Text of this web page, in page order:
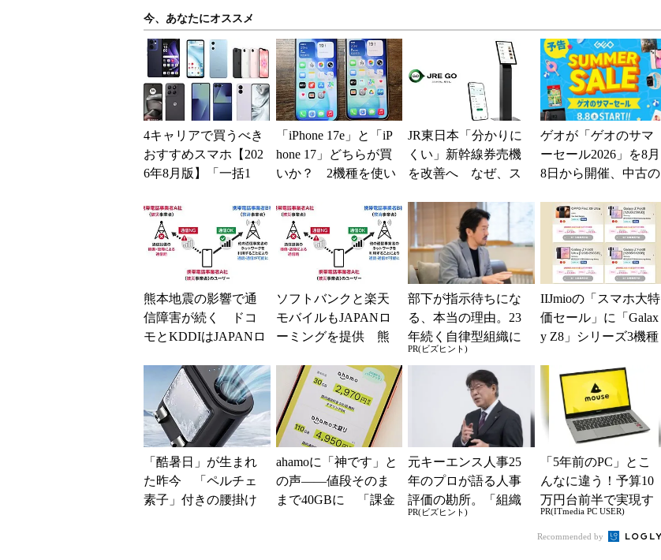
今、あなたにオススメ
4キャリアで買うべき
おすすめスマホ【202
6年8月版】「一括1
得なiPhone／...
「iPhone 17e」と「iP
hone 17」どちらが買
いか？ 2機種を使い
ッ...
JR東日本「分かりに
くい」新幹線券売機
を改善へ なぜ、ス
の最短1分購入」を実
現？
ゲオが「ゲオのサマ
ーセール2026」を8月
8日から開催、中古の
得に
熊本地震の影響で通
信障害が続く ドコ
モとKDDIはJAPANロ
無料Wi-Fi「00...
ソフトバンクと楽天
モバイルもJAPANロ
ーミングを提供 熊
が続く
部下が指示待ちにな
る、本当の理由。23
年続く自律型組織に
共通する「3つの要
PR(ビズヒント)
IIJmioの「スマホ大特
価セール」に「Galax
y Z8」シリーズ3機種
「酷暑日」が生まれ
た昨今 「ペルチェ
素子」付きの腰掛け
ahamoに「神です」と
の声――値段そのま
まで40GBに 「課金
元キーエンス人事25
年のプロが語る人事
評価の勘所。「組織
を腐らせるNG評価」
PR(ビズヒント)
「5年前のPC」とこ
んなに違う！予算10
万円台前半で実現す
る快適PCライフ
PR(ITmedia PC USER)
Recommended by